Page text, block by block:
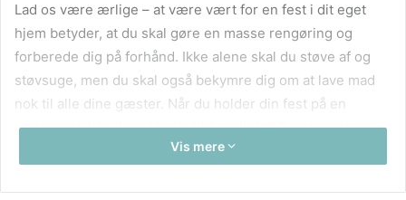
Lad os være ærlige – at være vært for en fest i dit eget
hjem betyder, at du skal gøre en masse rengøring og
forberede dig på forhånd. Ikke alene skal du støve af og
støvsuge, men du skal også bekymre dig om at lave mad
nok til alle dine gæster. Når du holder din fest på en
restaurant, kan du glemme alt om alt det! Restauranten
tager sig af rengøringen og madlavningen, så du kan bare
Vis mere